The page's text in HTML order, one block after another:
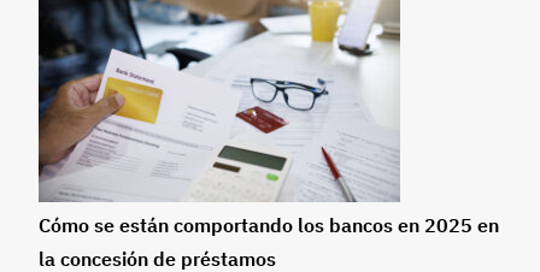
Cómo se están comportando los bancos en 2025 en
la concesión de préstamos